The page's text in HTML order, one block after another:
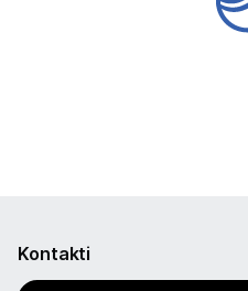
Kontakti